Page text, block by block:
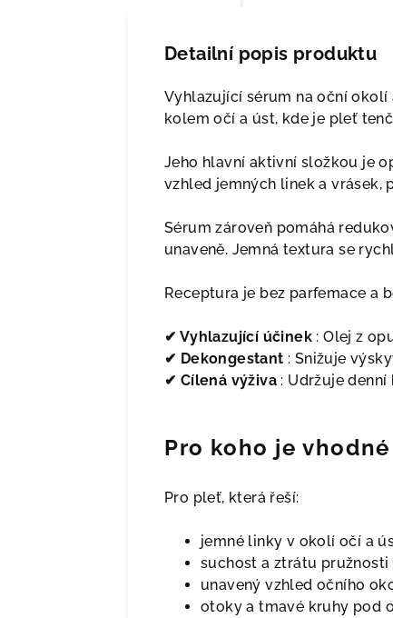
Detailní popis produktu
Vyhlazující sérum na oční
kolem očí a úst, kde je pleť
Jeho hlavní aktivní složkou je
vzhled jemných linek a
Sérum zároveň pomáhá
unaveně. Jemná textura se
Receptura je bez parfemace a
✔ Vyhlazující účinek : Olej z
✔ Dekongestant : Snižuje
✔ Cílená výživa : Udržuje
Pro koho je vhodné
Pro pleť, která řeší:
jemné linky v okolí očí a
suchost a ztrátu
unavený vzhled očního
otoky a tmavé kruhy pod